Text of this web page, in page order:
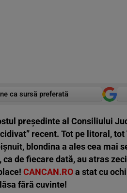
ca sursă preferată
președinte al Consiliului
recent. Tot pe litoral,
blondina a ales cea mai
de fiecare dată, au atras
CANCAN.ROa stat cu
fără cuvinte!